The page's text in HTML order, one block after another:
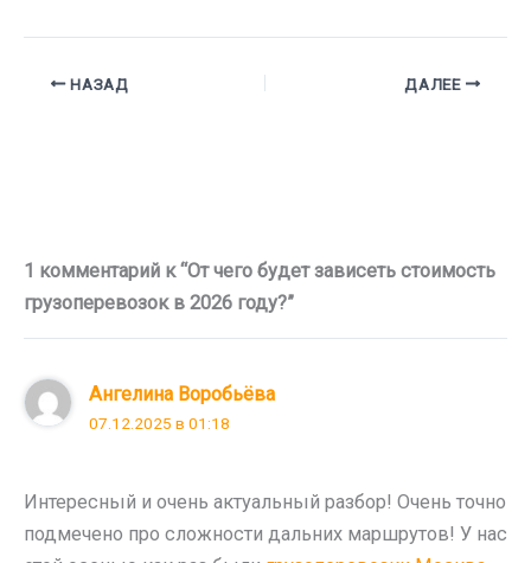
НАЗАД ДАЛЕЕ
1 комментарий к “От чего будет зависеть стоимость
грузоперевозок в 2026 году?”
Ангелина Воробьёва
07.12.2025 в 01:18
Интересный и очень актуальный разбор! Очень точно
подмечено про сложности дальних маршрутов! У нас